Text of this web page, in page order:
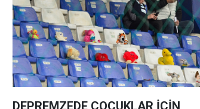
DEPREMZEDE ÇOCUKLAR İÇİN